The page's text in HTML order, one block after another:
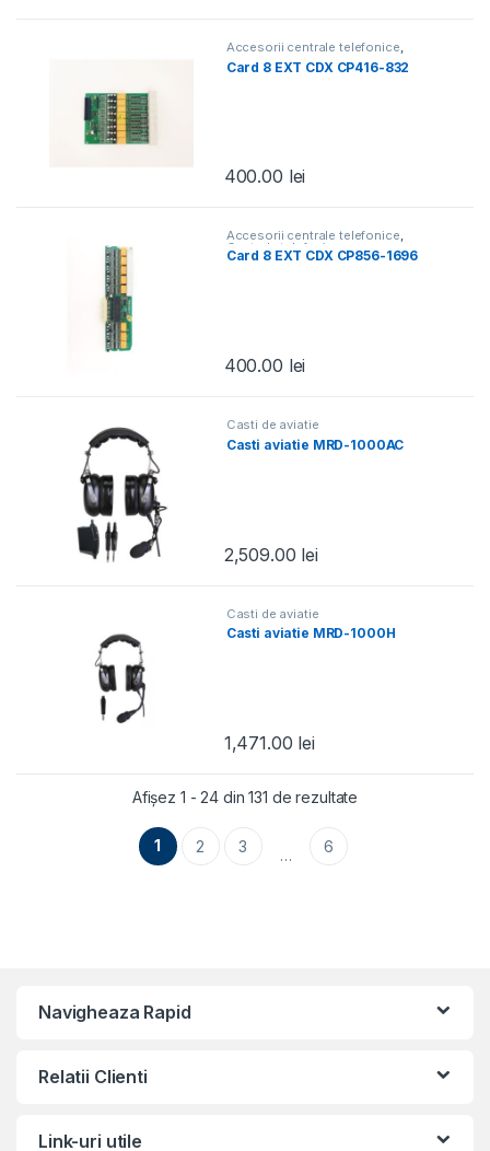
Accesorii centrale telefonice
Card 8 EXT CDX CP416-832
400.00 lei
Accesorii centrale telefonice,
Centrale telefonice
Card 8 EXT CDX CP856-1696
400.00 lei
Casti de aviatie
Casti aviatie MRD-1000AC
2,509.00 lei
Casti de aviatie
Casti aviatie MRD-1000H
1,471.00 lei
Afișez 1 - 24 din 131 de rezultate
1 2 3 … 6
Navigheaza Rapid
Relatii Clienti
Link-uri utile